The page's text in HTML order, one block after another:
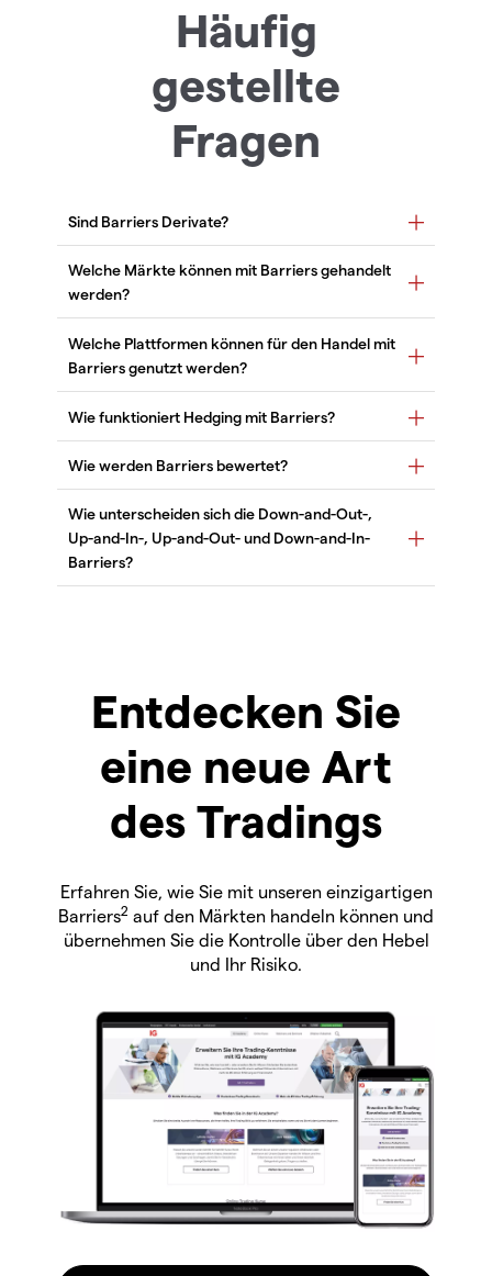
Häufig
gestellte
Fragen
Entdecken Sie
eine neue Art
des Tradings
Erfahren Sie, wie Sie mit unseren einzigartigen
Barriers2 auf den Märkten handeln können und
übernehmen Sie die Kontrolle über den Hebel
und Ihr Risiko.